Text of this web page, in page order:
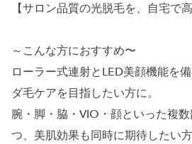
【サロン品質の光脱毛を、自宅で高
～こんな方におすすめ〜
ローラー式連射とLED美顔機能を
ダ毛ケアを目指したい方に。
腕・脚・脇・VIO・顔といった複
つ、美肌効果も同時に期待したい方